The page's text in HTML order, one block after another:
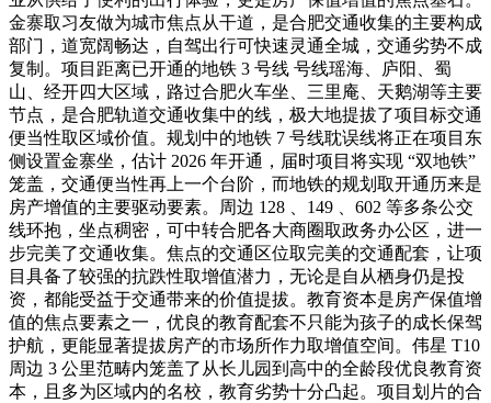
金寨取习友做为城市焦点从干道，是合肥交通收集的主要构成
部门，道宽阔畅达，自驾出行可快速灵通全城，交通劣势不成
复制。项目距离已开通的地铁 3 号线 号线瑶海、庐阳、蜀
山、经开四大区域，路过合肥火车坐、三里庵、天鹅湖等主要
节点，是合肥轨道交通收集中的线，极大地提拔了项目标交通
便当性取区域价值。规划中的地铁 7 号线耽误线将正在项目东
侧设置金寨坐，估计 2026 年开通，届时项目将实现 “双地铁”
笼盖，交通便当性再上一个台阶，而地铁的规划取开通历来是
房产增值的主要驱动要素。周边 128 、149 、602 等多条公交
线环抱，坐点稠密，可中转合肥各大商圈取政务办公区，进一
步完美了交通收集。焦点的交通区位取完美的交通配套，让项
目具备了较强的抗跌性取增值潜力，无论是自从栖身仍是投
资，都能受益于交通带来的价值提拔。教育资本是房产保值增
值的焦点要素之一，优良的教育配套不只能为孩子的成长保驾
护航，更能显著提拔房产的市场所作力取增值空间。伟星 T10
周边 3 公里范畴内笼盖了从长儿园到高中的全龄段优良教育资
本，且多为区域内的名校，教育劣势十分凸起。项目划片的合